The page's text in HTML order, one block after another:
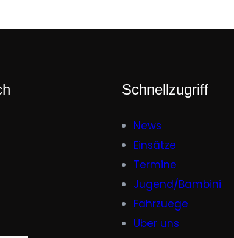
Schnellzugriff
News
Einsätze
Termine
Jugend/Bambini
Fahrzuege
Über uns